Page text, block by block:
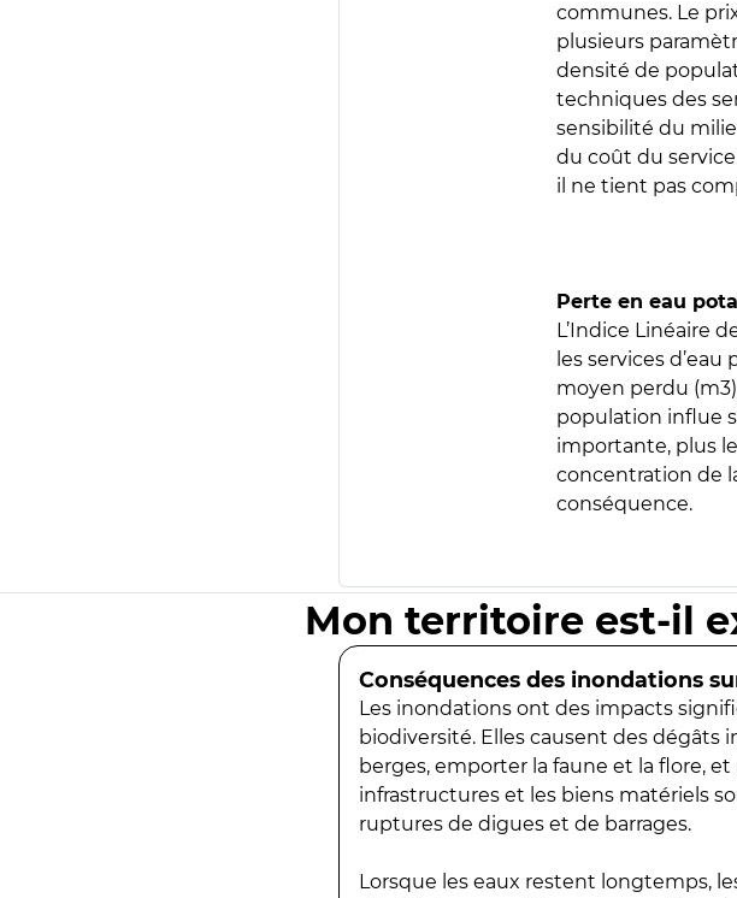
communes. Le
plusieurs
densité de
techniques des
sensibilité du
du coût du
il ne tient pas
Perte en eau
L’Indice Linéaire
les services
moyen perdu
population influe
importante, plus
concentration de
conséquence.
Mon territoire est-il
Conséquences des inondations
Les inondations ont des impacts
biodiversité. Elles causent des dégâts
berges, emporter la faune et la flore,
infrastructures et les biens matériels
ruptures de digues et de barrages.
Lorsque les eaux restent longtemps,